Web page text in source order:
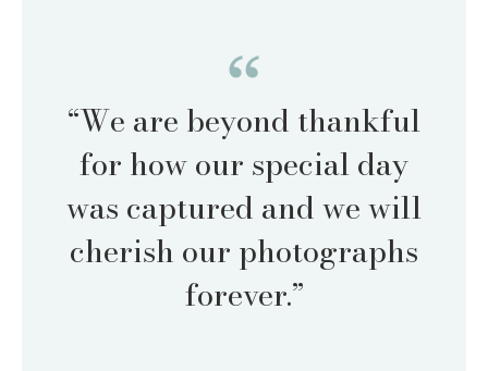
“We are beyond thankful
for how our special day
was captured and we will
cherish our photographs
forever.”